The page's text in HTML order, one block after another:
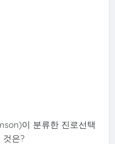
이 분류한 진로선택
것은?